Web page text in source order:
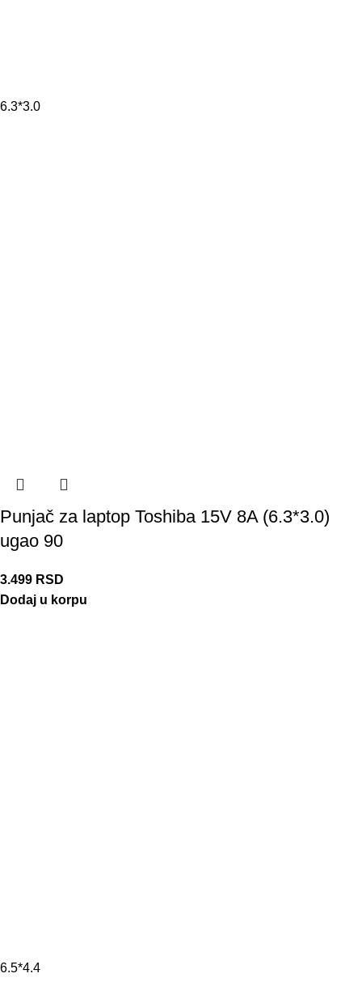
6.3*3.0
Punjač za laptop Toshiba 15V 8A (6.3*3.0)
ugao 90
3.499 RSD
Dodaj u korpu
6.5*4.4